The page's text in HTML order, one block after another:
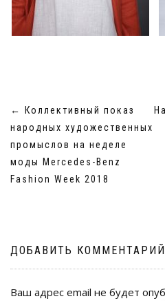
НАВИГАЦИЯ
ПО
ЗАПИСЯМ
←
Коллективный показ
народных художественных
промыслов на неделе
моды Mercedes-Benz
Fashion Week 2018
ДОБАВИТЬ КОММЕНТАРИЙ
Ваш адрес email не будет